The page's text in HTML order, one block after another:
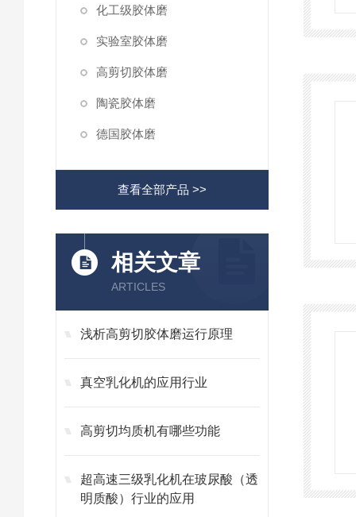
化工级胶体磨
实验室胶体磨
高剪切胶体磨
陶瓷胶体磨
德国胶体磨
查看全部产品 >>
相关文章
ARTICLES
浅析高剪切胶体磨运行原理
真空乳化机的应用行业
高剪切均质机有哪些功能
超高速三级乳化机在玻尿酸（透
明质酸）行业的应用